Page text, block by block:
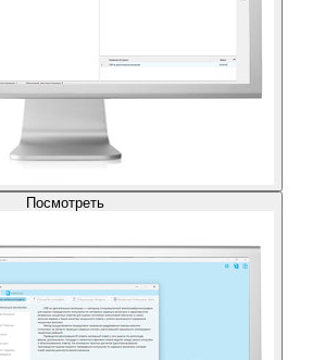
Посмотреть